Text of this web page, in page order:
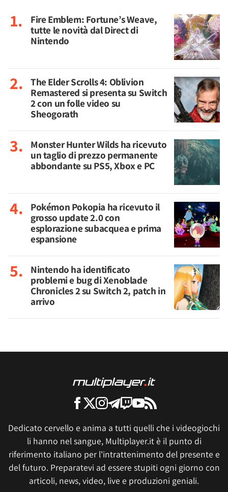
Fire Emblem: Fortune’s Weave,
tutte le novità dal Direct di
Nintendo
The Elder Scrolls 4: Oblivion
Remastered si presenta su Switch
2 con un folle video su
Sheogorath
Monster Hunter Wilds ha ricevuto
un taglio di prezzo permanente
abbondante su PS5, Xbox e PC
Pokémon Pokopia ha ricevuto il
grosso update 2.0 con
esplorazione subacquea e prima
espansione
Nintendo ha identificato
problemi e bug di Xenoblade
Chronicles 2 su Switch 2, patch in
arrivo
Dedicato cervello e anima a tutti quelli che i videogiochi
li hanno nel sangue, Multiplayer.it è il punto di
riferimento italiano per l'intrattenimento del presente e
del futuro. Preparatevi ad essere stupiti ogni giorno con
articoli, news, video, live e produzioni geniali.